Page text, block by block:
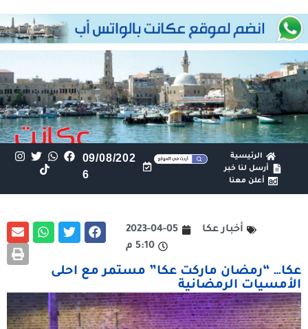
الرئيسية
أرسل لنا خبر
أعلن معنا
09/08/202
6
أخبار عكا
2023-04-05
5:10 م
عكا… “رمضان ماركت عكا” مستمر مع احلى
الأمسيات الرمضانية